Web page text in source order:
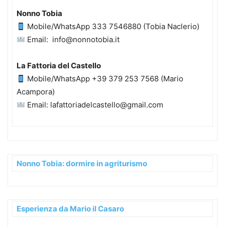
Nonno Tobia
Mobile/WhatsApp 333 7546880 (Tobia Naclerio)
Email: info@nonnotobia.it
La Fattoria del Castello
Mobile/WhatsApp +39 379 253 7568 (Mario
Acampora)
Email: lafattoriadelcastello@gmail.com
Nonno Tobia: dormire in agriturismo
Esperienza da Mario il Casaro